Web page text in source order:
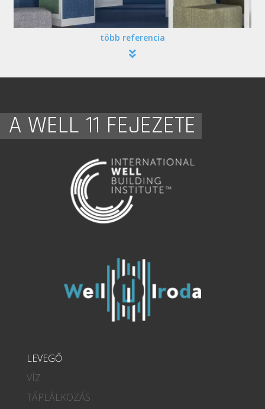
több referencia
A WELL 11 FEJEZETE
LEVEGŐ
VÍZ
TÁPLÁLKOZÁS